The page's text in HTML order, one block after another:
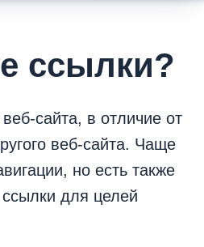
ссылки?
сайта, в отличие от
веб-сайта. Чаще
но есть также
ссылки для целей